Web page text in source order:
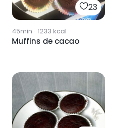
23
45min · 1233 kcal
Muffins de cacao